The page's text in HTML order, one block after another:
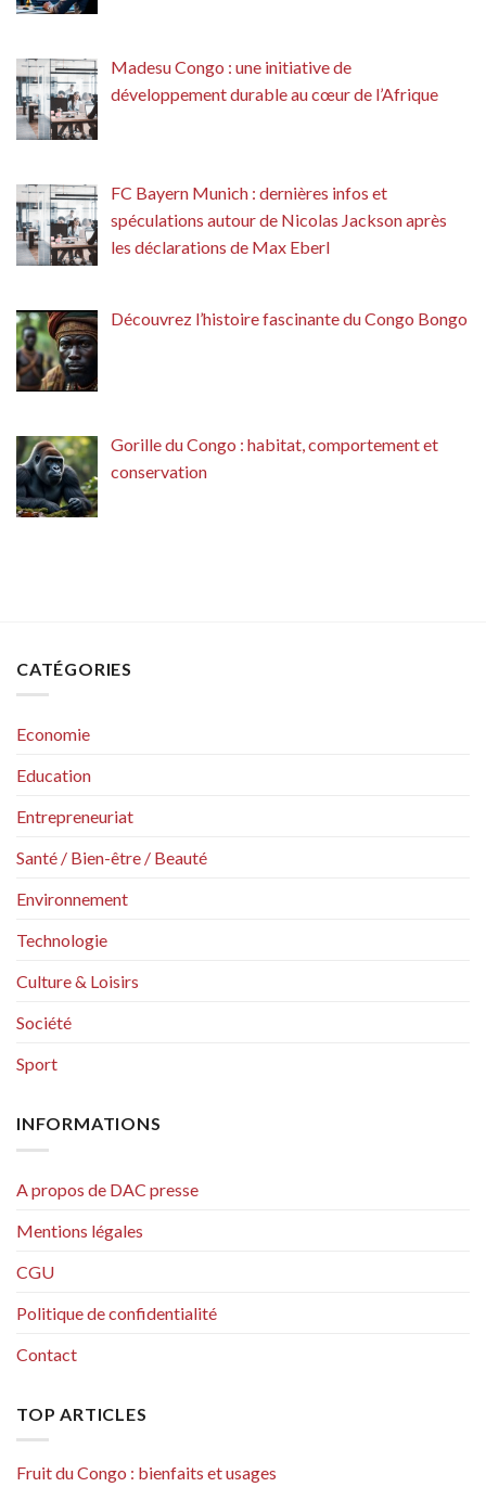
Madesu Congo : une initiative de
développement durable au cœur de l’Afrique
FC Bayern Munich : dernières infos et
spéculations autour de Nicolas Jackson après
les déclarations de Max Eberl
Découvrez l’histoire fascinante du Congo Bongo
Gorille du Congo : habitat, comportement et
conservation
CATÉGORIES
Economie
Education
Entrepreneuriat
Santé / Bien-être / Beauté
Environnement
Technologie
Culture & Loisirs
Société
Sport
INFORMATIONS
A propos de DAC presse
Mentions légales
CGU
Politique de confidentialité
Contact
TOP ARTICLES
Fruit du Congo : bienfaits et usages